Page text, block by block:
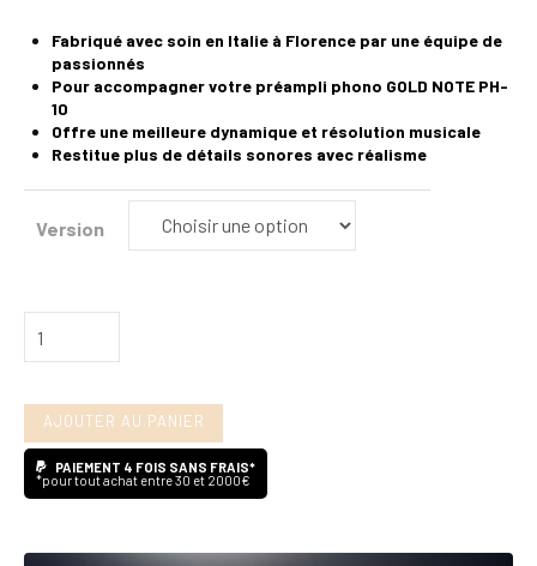
Fabriqué avec soin en Italie à Florence par une équipe de
passionnés
Pour accompagner votre préampli phono GOLD NOTE PH-
10
Offre une meilleure dynamique et résolution musicale
Restitue plus de détails sonores avec réalisme
Version
quantité
de
Note
PSU-
10
AJOUTER AU PANIER
PAIEMENT 4 FOIS SANS FRAIS*
*pour tout achat entre 30 et 2000€